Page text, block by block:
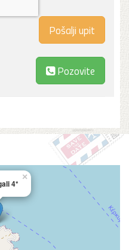
Pozovite
4*
×